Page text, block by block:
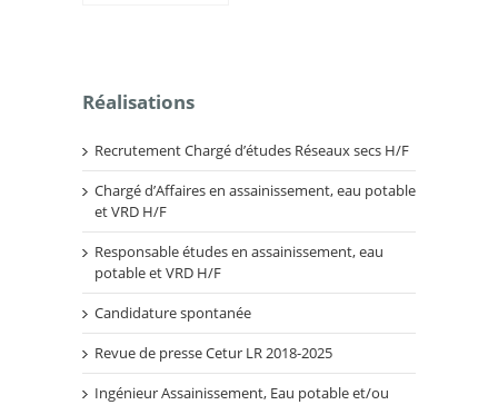
Réalisations
Recrutement Chargé d’études Réseaux secs H/F
Chargé d’Affaires en assainissement, eau potable
et VRD H/F
Responsable études en assainissement, eau
potable et VRD H/F
Candidature spontanée
Revue de presse Cetur LR 2018-2025
Ingénieur Assainissement, Eau potable et/ou